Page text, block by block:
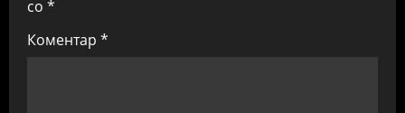
a
t
со *
Коментар *